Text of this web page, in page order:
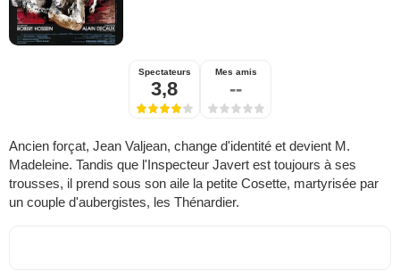
Spectateurs
3,8
Mes amis
--
Ancien forçat, Jean Valjean, change d'identité et devient M.
Madeleine. Tandis que l'Inspecteur Javert est toujours à ses
trousses, il prend sous son aile la petite Cosette, martyrisée par
un couple d'aubergistes, les Thénardier.